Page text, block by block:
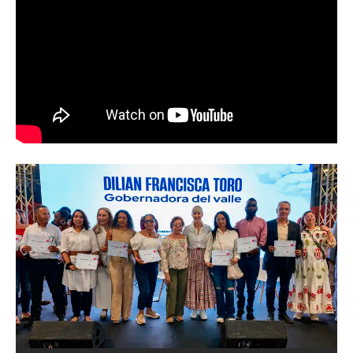
Abren convocatoria del ‘Art World
Records Latam’, para creadores de